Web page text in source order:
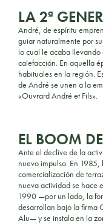
LA 2ª
André, de espíritu
guiar naturalmente por
lo cual le acaba llevando
calefacción. En aquella
habituales en la región.
de André se unen a la
«Ouvrard André et Fils».
EL BOOM
Ante el declive de la
nuevo impulso. En
comercialización de
nueva actividad se hace
1990 —por un lado, la
desarrollan bajo la firma
Alu— y se instala en la